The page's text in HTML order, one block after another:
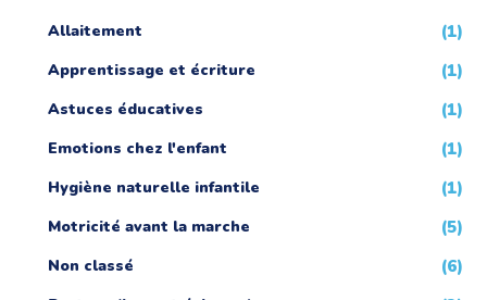
Allaitement (1)
Apprentissage et écriture (1)
Astuces éducatives (1)
Emotions chez l'enfant (1)
Hygiène naturelle infantile (1)
Motricité avant la marche (5)
Non classé (6)